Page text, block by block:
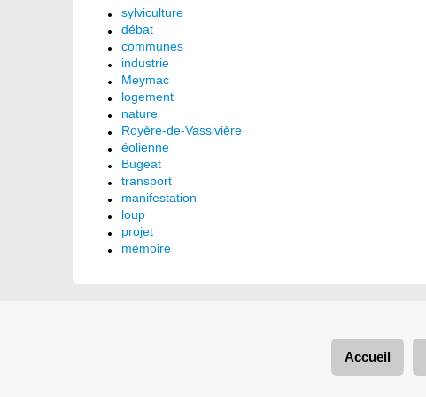
sylviculture
débat
communes
industrie
Meymac
logement
nature
Royère-de-Vassivière
éolienne
Bugeat
transport
manifestation
loup
projet
mémoire
Accueil